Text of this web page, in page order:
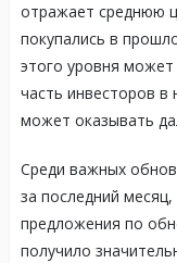
отражает среднюю
покупались в
этого уровня может
часть инвесторов
может оказывать
Среди важных
за последний
предложения по
получило